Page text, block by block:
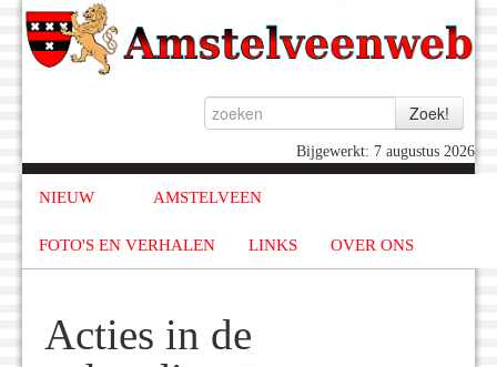
Bijgewerkt: 7 augustus 2026
NIEUW AMSTELVEEN
FOTO'S EN VERHALEN LINKS OVER ONS
Acties in de